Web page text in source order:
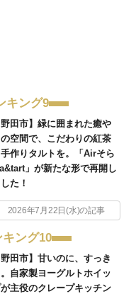
キング9
野田市】緑に囲まれた癒や
の空間で、こだわりの紅茶
手作りタルトを。「Airそら
」が新たな形で再開し
た！
2026年7月22日(水)の記事
キング10
野田市】甘いのに、すっき
。自家製ヨーグルトホイッ
主役のクレープキッチン